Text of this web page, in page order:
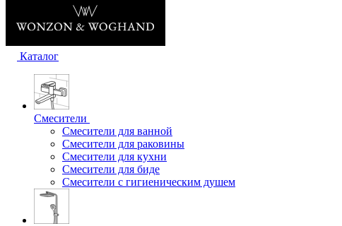
Каталог
Смесители
Смесители для ванной
Смесители для раковины
Смесители для кухни
Смесители для биде
Смесители с гигиеническим душем